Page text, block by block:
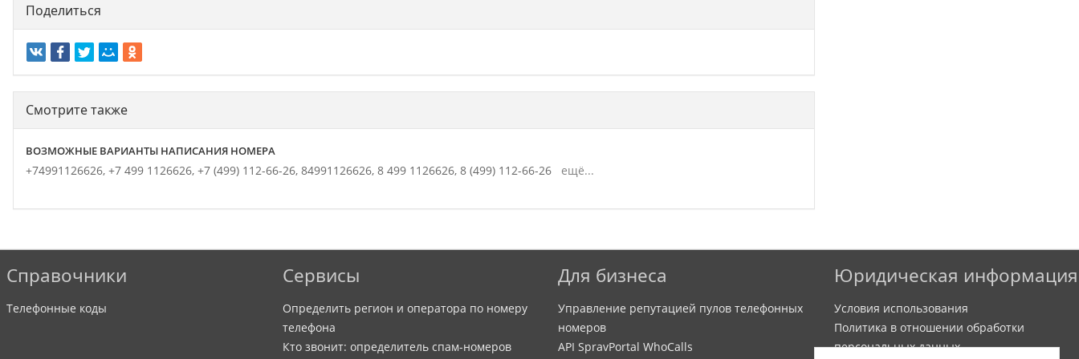
Поделиться
Смотрите также
ВОЗМОЖНЫЕ ВАРИАНТЫ НАПИСАНИЯ НОМЕРА
+74991126626, +7 499 1126626, +7 (499) 112-66-26, 84991126626, 8 499 1126626, 8 (499) 112-66-26 ещё...
Справочники
Телефонные коды
Сервисы
Определить регион и оператора по номеру
телефона
Кто звонит: определитель спам-номеров
Для бизнеса
Управление репутацией пулов телефонных
номеров
API SpravPortal WhoCalls
Юридическая информация
Условия использования
Политика в отношении обработки
персональных данных